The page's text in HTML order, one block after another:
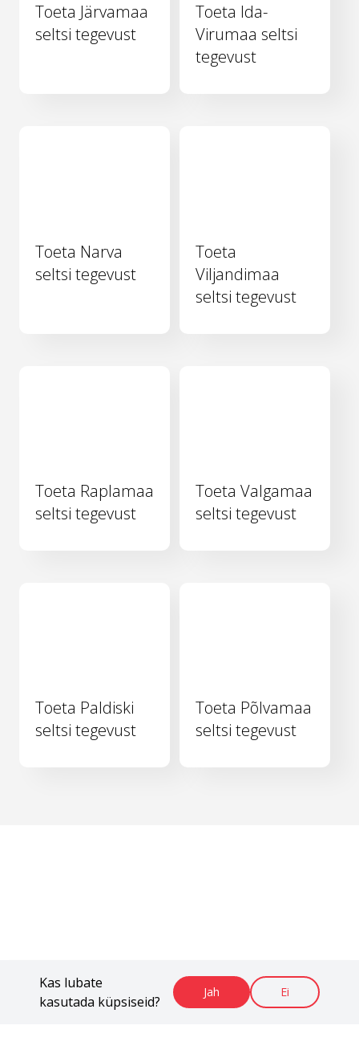
Kas lubate
kasutada küpsiseid?
Jah Ei
Toeta Järvamaa
seltsi tegevust
Toeta Ida-
Virumaa seltsi
tegevust
Toeta Narva
seltsi tegevust
Toeta
Viljandimaa
seltsi tegevust
Toeta Raplamaa
seltsi tegevust
Toeta Valgamaa
seltsi tegevust
Toeta Paldiski
seltsi tegevust
Toeta Põlvamaa
seltsi tegevust